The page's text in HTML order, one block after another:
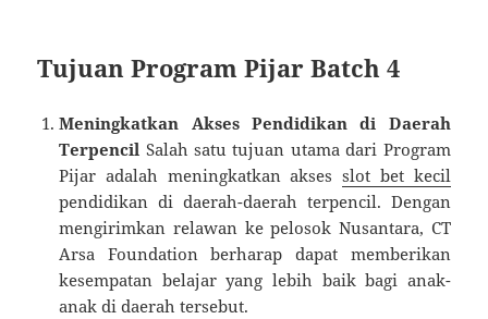
Tujuan Program Pijar Batch 4
Meningkatkan Akses Pendidikan di Daerah
Terpencil Salah satu tujuan utama dari Program
Pijar adalah meningkatkan aksesslot bet kecil
pendidikan di daerah-daerah terpencil. Dengan
mengirimkan relawan ke pelosok Nusantara, CT
Arsa Foundation berharap dapat memberikan
kesempatan belajar yang lebih baik bagi anak-
anak di daerah tersebut.